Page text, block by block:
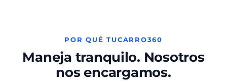
POR QUÉ TUCARRO360
Maneja tranquilo. Nosotros
nos encargamos.